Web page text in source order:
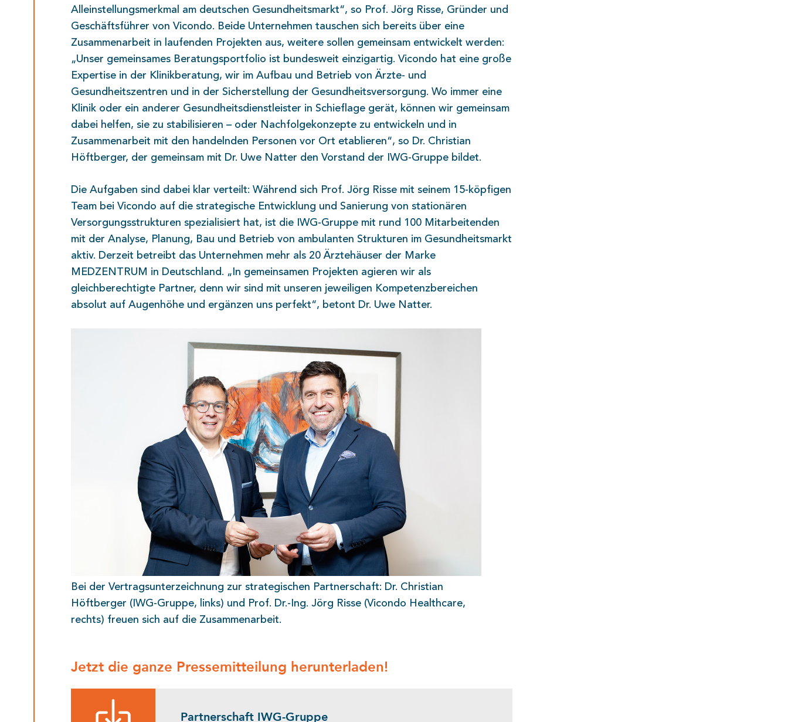
Alleinstellungsmerkmal am deutschen Gesundheitsmarkt“, so Prof. Jörg Risse, Gründer und
Geschäftsführer von Vicondo. Beide Unternehmen tauschen sich bereits über eine
Zusammenarbeit in laufenden Projekten aus, weitere sollen gemeinsam entwickelt werden:
„Unser gemeinsames Beratungsportfolio ist bundesweit einzigartig. Vicondo hat eine große
Expertise in der Klinikberatung, wir im Aufbau und Betrieb von Ärzte- und
Gesundheitszentren und in der Sicherstellung der Gesundheitsversorgung. Wo immer eine
Klinik oder ein anderer Gesundheitsdienstleister in Schieflage gerät, können wir gemeinsam
dabei helfen, sie zu stabilisieren – oder Nachfolgekonzepte zu entwickeln und in
Zusammenarbeit mit den handelnden Personen vor Ort etablieren“, so Dr. Christian
Höftberger, der gemeinsam mit Dr. Uwe Natter den Vorstand der IWG-Gruppe bildet.
Die Aufgaben sind dabei klar verteilt: Während sich Prof. Jörg Risse mit seinem 15-köpfigen
Team bei Vicondo auf die strategische Entwicklung und Sanierung von stationären
Versorgungsstrukturen spezialisiert hat, ist die IWG-Gruppe mit rund 100 Mitarbeitenden
mit der Analyse, Planung, Bau und Betrieb von ambulanten Strukturen im Gesundheitsmarkt
aktiv. Derzeit betreibt das Unternehmen mehr als 20 Ärztehäuser der Marke
MEDZENTRUM in Deutschland. „In gemeinsamen Projekten agieren wir als
gleichberechtigte Partner, denn wir sind mit unseren jeweiligen Kompetenzbereichen
absolut auf Augenhöhe und ergänzen uns perfekt“, betont Dr. Uwe Natter.
Bei der Vertragsunterzeichnung zur strategischen Partnerschaft: Dr. Christian
Höftberger (IWG-Gruppe, links) und Prof. Dr.-Ing. Jörg Risse (Vicondo Healthcare,
rechts) freuen sich auf die Zusammenarbeit.
Jetzt die ganze Pressemitteilung herunterladen!
Partnerschaft IWG-Gruppe